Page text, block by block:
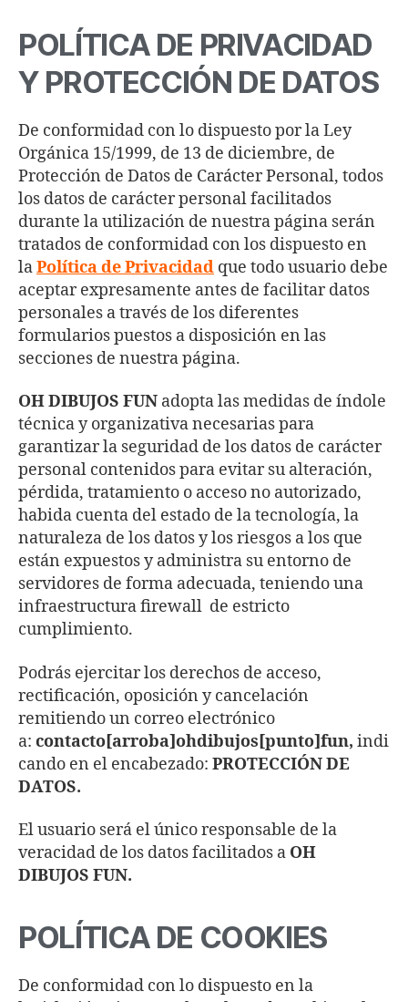
POLÍTICA DE PRIVACIDAD
Y PROTECCIÓN DE DATOS
De conformidad con lo dispuesto por la Ley
Orgánica 15/1999, de 13 de diciembre, de
Protección de Datos de Carácter Personal, todos
los datos de carácter personal facilitados
durante la utilización de nuestra página serán
tratados de conformidad con los dispuesto en
laPolítica de Privacidad que todo usuario debe
aceptar expresamente antes de facilitar datos
personales a través de los diferentes
formularios puestos a disposición en las
secciones de nuestra página.
OH DIBUJOS FUN adopta las medidas de índole
técnica y organizativa necesarias para
garantizar la seguridad de los datos de carácter
personal contenidos para evitar su alteración,
pérdida, tratamiento o acceso no autorizado,
habida cuenta del estado de la tecnología, la
naturaleza de los datos y los riesgos a los que
están expuestos y administra su entorno de
servidores de forma adecuada, teniendo una
infraestructura firewall de estricto
cumplimiento.
Podrás ejercitar los derechos de acceso,
rectificación, oposición y cancelación
remitiendo un correo electrónico
a: contacto[arroba]ohdibujos[punto]fun, indi
cando en el encabezado: PROTECCIÓN DE
DATOS.
El usuario será el único responsable de la
veracidad de los datos facilitados a OH
DIBUJOS FUN.
POLÍTICA DE COOKIES
De conformidad con lo dispuesto en la